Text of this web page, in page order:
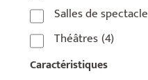
Salles de spectacle
Théâtres(4)
Caractéristiques